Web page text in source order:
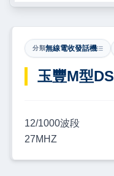
分類無線電收發話機
玉豐M型
12/1000波段
27MHZ